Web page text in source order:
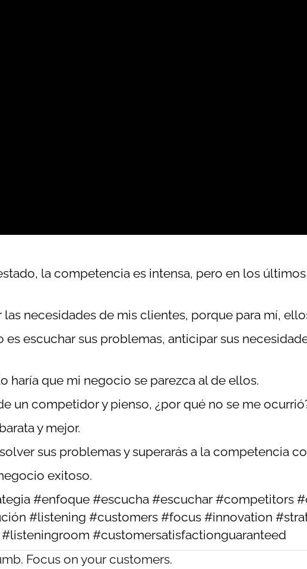
la competencia es intensa, pero en los
necesidades de mis clientes, porque para mí,
escuchar sus problemas, anticipar sus
haría que mi negocio se parezca al de ellos.
un competidor y pienso, ¿por qué no se me
y mejor.
sus problemas y superarás a la competencia
exitoso.
#enfoque #escucha #escuchar #competitors
#listening #customers #focus #innovation
#customersatisfactionguaranteed
Focus on your customers.